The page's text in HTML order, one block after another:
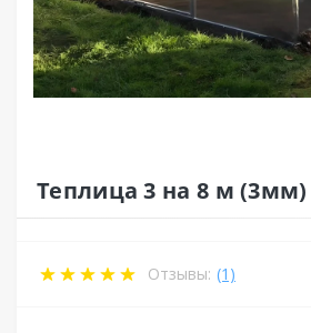
Теплица 3 на 8 м (3мм)
Отзывы: (1)